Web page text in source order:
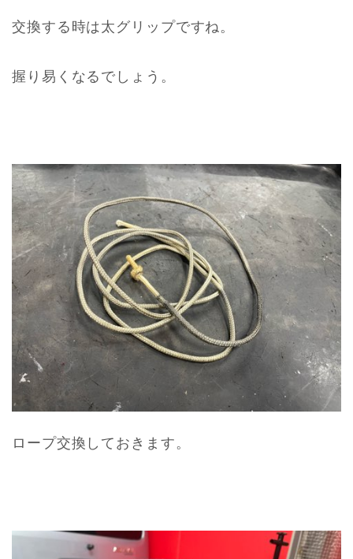
交換する時は太グリップですね。
握り易くなるでしょう。
ロープ交換しておきます。